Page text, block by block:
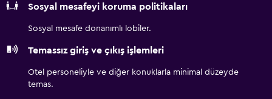
Sosyal mesafeyi koruma politikaları
Sosyal mesafe donanımlı lobiler.
Temassız giriş ve çıkış işlemleri
Otel personeliyle ve diğer konuklarla minimal düzeyde
temas.